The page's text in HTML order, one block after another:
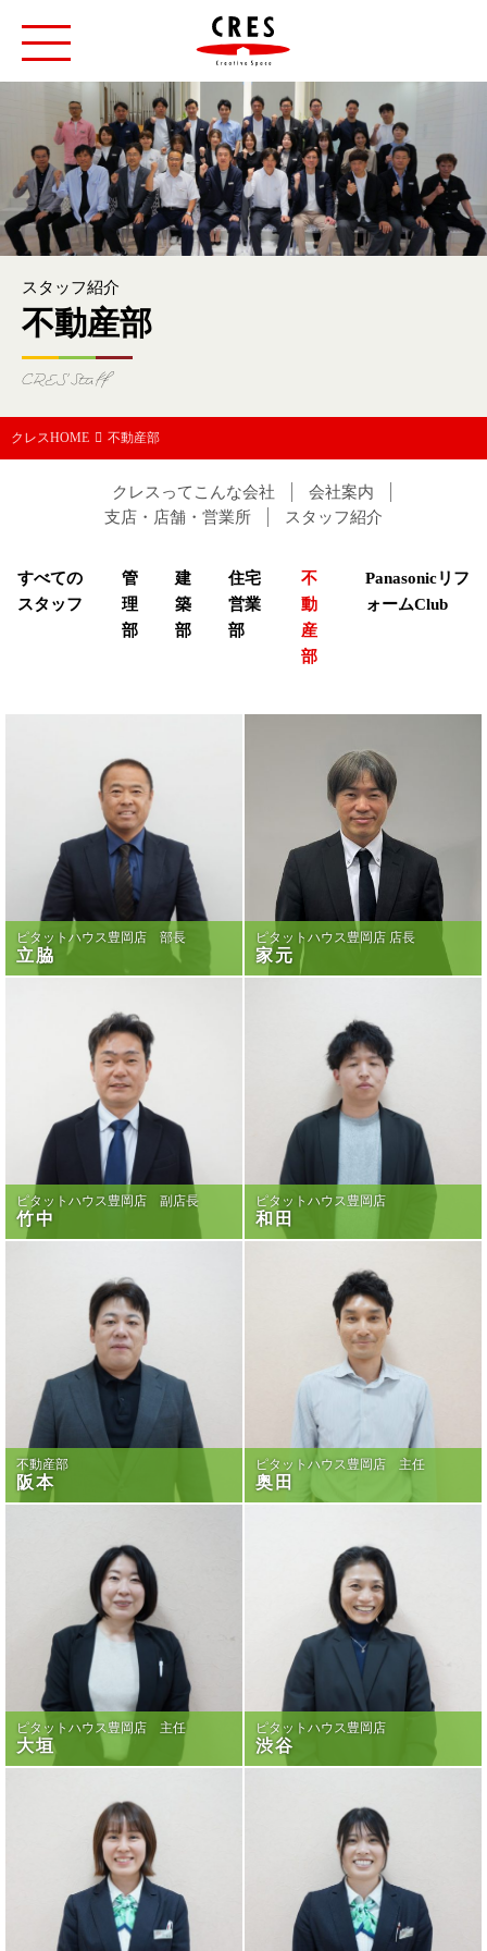
toggle
navigation
スタッフ紹介
不動産部
CRES Staff
クレスHOME 不動産部
クレスってこんな会社
会社案内
支店・店舗・営業所
スタッフ紹介
すべての
スタッフ
管
理
部
建
築
部
住宅
営業
部
不
動
産
部
Panasonicリフ
ォームClub
ピタットハウス豊岡店 部長
立脇
ピタットハウス豊岡店 店長
家元
ピタットハウス豊岡店 副店長
竹中
ピタットハウス豊岡店
和田
不動産部
阪本
ピタットハウス豊岡店 主任
奥田
ピタットハウス豊岡店 主任
大垣
ピタットハウス豊岡店
渋谷